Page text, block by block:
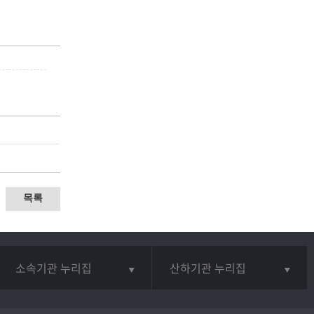
목록
소속기관 누리집 산하기관 누리집